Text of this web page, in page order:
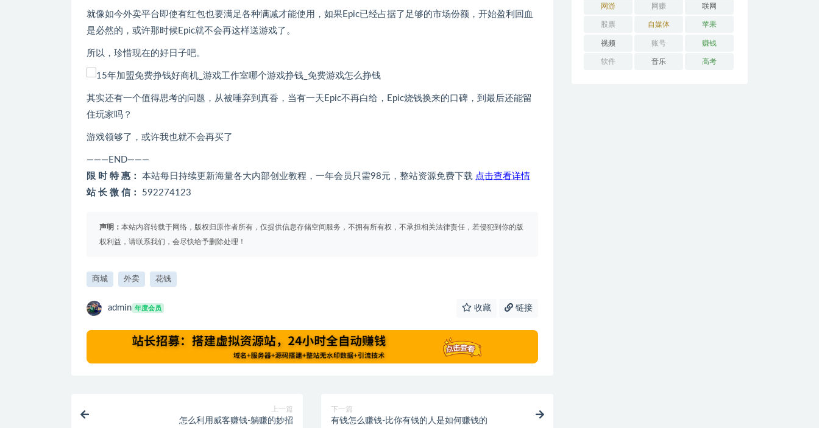
就像如今外卖平台即使有红包也要满足各种满减才能使用，如果Epic已经占据了足够的市场份额，开始盈利回血
是必然的，或许那时候Epic就不会再这样送游戏了。
所以，珍惜现在的好日子吧。
其实还有一个值得思考的问题，从被唾弃到真香，当有一天Epic不再白给，Epic烧钱换来的口碑，到最后还能留
住玩家吗？
游戏领够了，或许我也就不会再买了
———END———
限 时 特 惠： 本站每日持续更新海量各大内部创业教程，一年会员只需98元，整站资源免费下载 点击查看详情
站 长 微 信： 592274123
声明： 本站内容转载于网络，版权归原作者所有，仅提供信息存储空间服务，不拥有所有权，不承担相关法律责任，若侵犯到你的版
权利益，请联系我们，会尽快给予删除处理！
商城 外卖 花钱
admin 年度会员 收藏 链接
上一篇
怎么利用威客赚钱-躺赚的妙招
下一篇
有钱怎么赚钱-比你有钱的人是如何赚钱的
钱
网游 网赚 联网
股票 自媒体 苹果
视频 账号 赚钱
软件 音乐 高考